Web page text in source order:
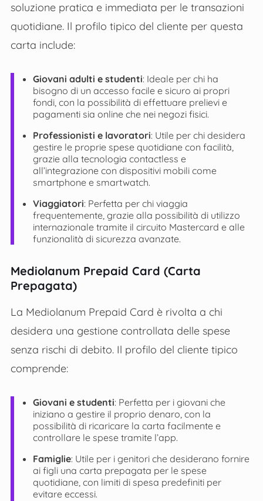
soluzione pratica e immediata per le transazioni
quotidiane. Il profilo tipico del cliente per questa
carta include:
Giovani adulti e studenti: Ideale per chi ha
bisogno di un accesso facile e sicuro ai propri
fondi, con la possibilità di effettuare prelievi e
pagamenti sia online che nei negozi fisici.
Professionisti e lavoratori: Utile per chi desidera
gestire le proprie spese quotidiane con facilità,
grazie alla tecnologia contactless e
all’integrazione con dispositivi mobili come
smartphone e smartwatch.
Viaggiatori: Perfetta per chi viaggia
frequentemente, grazie alla possibilità di utilizzo
internazionale tramite il circuito Mastercard e alle
funzionalità di sicurezza avanzate​​.
Mediolanum Prepaid Card (Carta
Prepagata)
La Mediolanum Prepaid Card è rivolta a chi
desidera una gestione controllata delle spese
senza rischi di debito. Il profilo del cliente tipico
comprende:
Giovani e studenti: Perfetta per i giovani che
iniziano a gestire il proprio denaro, con la
possibilità di ricaricare la carta facilmente e
controllare le spese tramite l’app.
Famiglie: Utile per i genitori che desiderano fornire
ai figli una carta prepagata per le spese
quotidiane, con limiti di spesa predefiniti per
evitare eccessi.